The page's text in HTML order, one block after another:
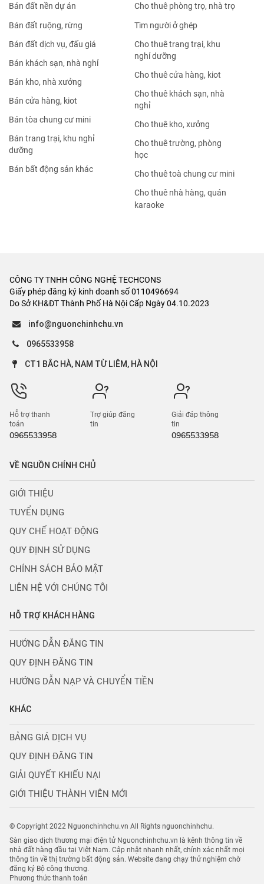
Bán đất nền dự án
Bán đất ruộng, rừng
Bán đất dịch vụ, đấu giá
Bán khách sạn, nhà nghỉ
Bán kho, nhà xưởng
Bán cửa hàng, kiot
Bán tòa chung cư mini
Bán trang trại, khu nghỉ
dưỡng
Bán bất động sản khác
Cho thuê phòng trọ, nhà trọ
Tìm người ở ghép
Cho thuê trang trại, khu
nghỉ dưỡng
Cho thuê cửa hàng, kiot
Cho thuê khách sạn, nhà
nghỉ
Cho thuê kho, xưởng
Cho thuê trường, phòng
học
Cho thuê toà chung cư mini
Cho thuê nhà hàng, quán
karaoke
CÔNG TY TNHH CÔNG NGHỆ TECHCONS
Giấy phép đăng ký kinh doanh số 0110496694
Do Sở KH&ĐT Thành Phố Hà Nội Cấp Ngày 04.10.2023
info@nguonchinhchu.vn
0965533958
CT1 BẮC HÀ, NAM TỪ LIÊM, HÀ NỘI
Hỗ trợ thanh
toán
0965533958
Trợ giúp đăng
tin
Giải đáp thông
tin
0965533958
VỀ NGUỒN CHÍNH CHỦ
GIỚI THIỆU
TUYỂN DỤNG
QUY CHẾ HOẠT ĐỘNG
QUY ĐỊNH SỬ DỤNG
CHÍNH SÁCH BẢO MẬT
LIÊN HỆ VỚI CHÚNG TÔI
HỖ TRỢ KHÁCH HÀNG
HƯỚNG DẪN ĐĂNG TIN
QUY ĐỊNH ĐĂNG TIN
HƯỚNG DẪN NẠP VÀ CHUYỂN TIỀN
KHÁC
BẢNG GIÁ DỊCH VỤ
QUY ĐỊNH ĐĂNG TIN
GIẢI QUYẾT KHIẾU NẠI
GIỚI THIỆU THÀNH VIÊN MỚI
© Copyright 2022 Nguonchinhchu.vn All Rights nguonchinhchu.
Sàn giao dịch thương mại điện tử Nguonchinhchu.vn là kênh thông tin về
nhà đất hàng đầu tại Việt Nam. Cập nhật nhanh nhất, chính xác nhất mọi
thông tin về thị trường bất động sản. Website đang chạy thử nghiệm chờ
đăng ký Bộ công thương.
Phương thức thanh toán